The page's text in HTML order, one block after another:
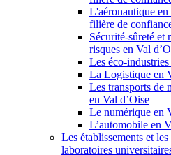
L'aéronautique en
filière de
Sécurité-sûreté et
risques en Val
Les éco-
La Logistique en
Les transports de
en Val d’Oise
Le numérique en
L’automobile en
Les établissements et les
laboratoires